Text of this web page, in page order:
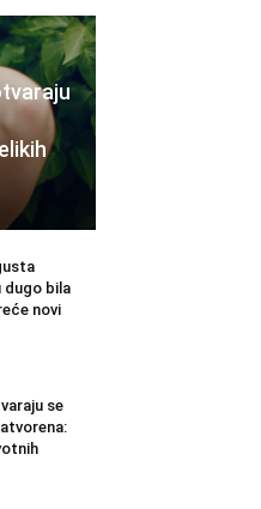
dugo bila
novi
se